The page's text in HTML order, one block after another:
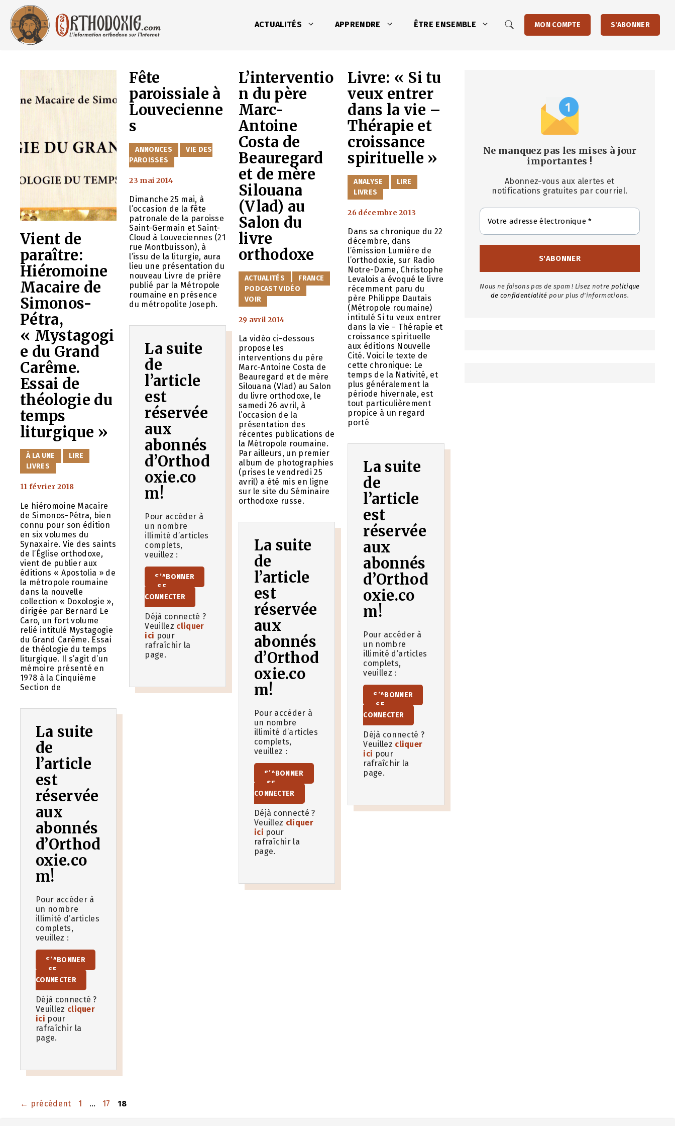
contenu
ACTUALITÉS APPRENDRE ÊTRE ENSEMBLE MON COMPTE S'ABONNER
Vient de
paraître:
Hiéromoine
Macaire de
Simonos-
Pétra,
« Mystagogi
e du Grand
Carême.
Essai de
théologie du
temps
liturgique »
CATÉGORIES
À LA UNE
LIRE
LIVRES
11 février 2018
Le hiéromoine Macaire
de Simonos-Pétra, bien
connu pour son édition
en six volumes du
Synaxaire. Vie des saints
de l’Église orthodoxe,
vient de publier aux
éditions « Apostolia » de
la métropole roumaine
dans la nouvelle
collection « Doxologie »,
dirigée par Bernard Le
Caro, un fort volume
relié intitulé Mystagogie
du Grand Carême. Essai
de théologie du temps
liturgique. Il s’agit d’un
mémoire présenté en
1978 à la Cinquième
Section de
La suite
de
l’article
est
réservée
aux
abonnés
d’Orthod
oxie.co
m!
Pour accéder à
un nombre
illimité d’articles
complets,
veuillez :
S’ABONNER
SE
CONNECTER
Déjà connecté ?
Veuillez cliquer
ici pour
rafraîchir la
page.
Fête
paroissiale à
Louvecienne
s
CATÉGORIES
ANNONCES
VIE DES
PAROISSES
23 mai 2014
Dimanche 25 mai, à
l’occasion de la fête
patronale de la paroisse
Saint-Germain et Saint-
Cloud à Louveciennes (21
rue Montbuisson), à
l’issu de la liturgie, aura
lieu une présentation du
nouveau Livre de prière
publié par la Métropole
roumaine en présence
du métropolite Joseph.
La suite
de
l’article
est
réservée
aux
abonnés
d’Orthod
oxie.co
m!
Pour accéder à
un nombre
illimité d’articles
complets,
veuillez :
S’ABONNER
SE
CONNECTER
Déjà connecté ?
Veuillez cliquer
ici pour
rafraîchir la
page.
L’interventio
n du père
Marc-
Antoine
Costa de
Beauregard
et de mère
Silouana
(Vlad) au
Salon du
livre
orthodoxe
CATÉGORIES
ACTUALITÉS
FRANCE
PODCAST VIDÉO
VOIR
29 avril 2014
La vidéo ci-dessous
propose les
interventions du père
Marc-Antoine Costa de
Beauregard et de mère
Silouana (Vlad) au Salon
du livre orthodoxe, le
samedi 26 avril, à
l’occasion de la
présentation des
récentes publications de
la Métropole roumaine.
Par ailleurs, un premier
album de photographies
(prises le vendredi 25
avril) a été mis en ligne
sur le site du Séminaire
orthodoxe russe.
La suite
de
l’article
est
réservée
aux
abonnés
d’Orthod
oxie.co
m!
Pour accéder à
un nombre
illimité d’articles
complets,
veuillez :
S’ABONNER
SE
CONNECTER
Déjà connecté ?
Veuillez cliquer
ici pour
rafraîchir la
page.
Livre: « Si tu
veux entrer
dans la vie –
Thérapie et
croissance
spirituelle »
CATÉGORIES
ANALYSE
LIRE
LIVRES
26 décembre 2013
Dans sa chronique du 22
décembre, dans
l’émission Lumière de
l’orthodoxie, sur Radio
Notre-Dame, Christophe
Levalois a évoqué le livre
récemment paru du
père Philippe Dautais
(Métropole roumaine)
intitulé Si tu veux entrer
dans la vie – Thérapie et
croissance spirituelle
aux éditions Nouvelle
Cité. Voici le texte de
cette chronique: Le
temps de la Nativité, et
plus généralement la
période hivernale, est
tout particulièrement
propice à un regard
porté
La suite
de
l’article
est
réservée
aux
abonnés
d’Orthod
oxie.co
m!
Pour accéder à
un nombre
illimité d’articles
complets,
veuillez :
S’ABONNER
SE
CONNECTER
Déjà connecté ?
Veuillez cliquer
ici pour
rafraîchir la
page.
← précédent Page
1 … Page
17 Page
18
Ne manquez pas les mises à jour
importantes !
Abonnez-vous aux alertes et
notifications gratuites par courriel.
Nous ne faisons pas de spam ! Lisez notre politique
de confidentialité pour plus d'informations.